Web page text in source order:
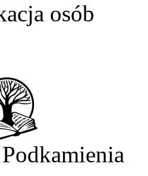
osób